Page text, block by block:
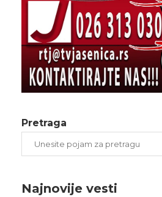
Pretraga
Najnovije vesti